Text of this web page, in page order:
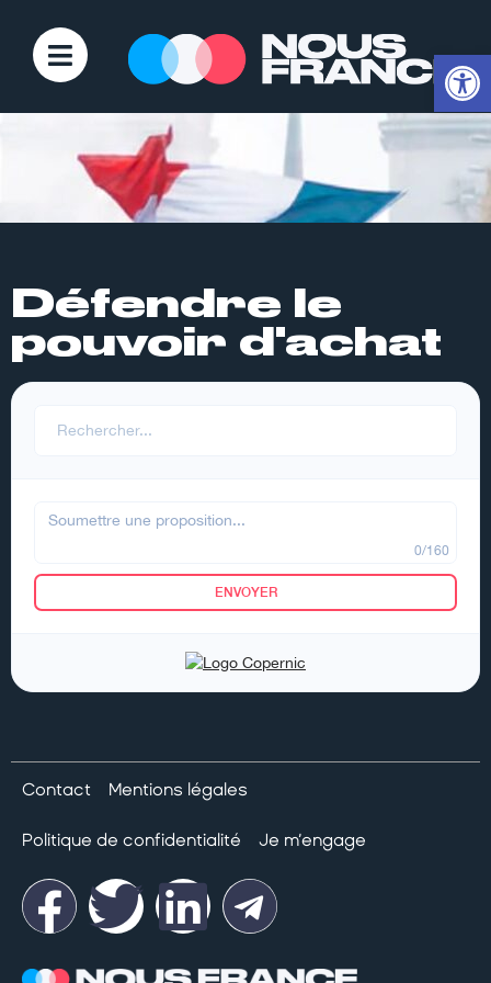
Ouvrir
Défendre le
pouvoir d'achat
Contact Mentions légales
Politique de confidentialité Je m’engage